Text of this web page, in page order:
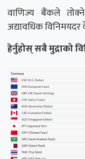
वाणिज्य बैंकले
अद्यावधिक
हेर्नुहोस् सबै मुद्राको